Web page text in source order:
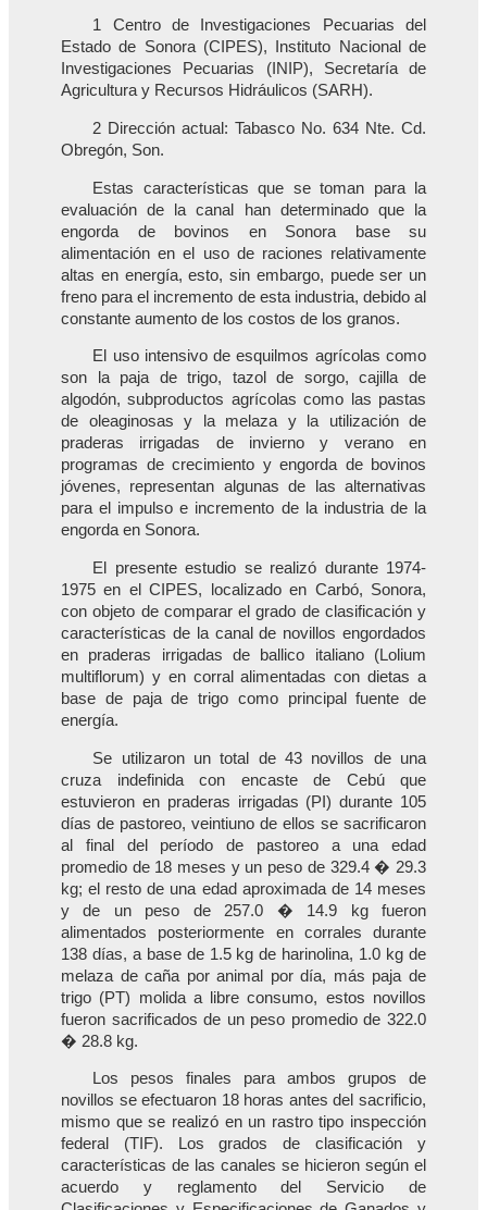
1 Centro de Investigaciones Pecuarias del
Estado de Sonora (CIPES), Instituto Nacional de
Investigaciones Pecuarias (INIP), Secretaría de
Agricultura y Recursos Hidráulicos (SARH).
2 Dirección actual: Tabasco No. 634 Nte. Cd.
Obregón, Son.
Estas características que se toman para la
evaluación de la canal han determinado que la
engorda de bovinos en Sonora base su
alimentación en el uso de raciones relativamente
altas en energía, esto, sin embargo, puede ser un
freno para el incremento de esta industria, debido al
constante aumento de los costos de los granos.
El uso intensivo de esquilmos agrícolas como
son la paja de trigo, tazol de sorgo, cajilla de
algodón, subproductos agrícolas como las pastas
de oleaginosas y la melaza y la utilización de
praderas irrigadas de invierno y verano en
programas de crecimiento y engorda de bovinos
jóvenes, representan algunas de las alternativas
para el impulso e incremento de la industria de la
engorda en Sonora.
El presente estudio se realizó durante 1974-
1975 en el CIPES, localizado en Carbó, Sonora,
con objeto de comparar el grado de clasificación y
características de la canal de novillos engordados
en praderas irrigadas de ballico italiano (Lolium
multiflorum) y en corral alimentadas con dietas a
base de paja de trigo como principal fuente de
energía.
Se utilizaron un total de 43 novillos de una
cruza indefinida con encaste de Cebú que
estuvieron en praderas irrigadas (PI) durante 105
días de pastoreo, veintiuno de ellos se sacrificaron
al final del período de pastoreo a una edad
promedio de 18 meses y un peso de 329.4 � 29.3
kg; el resto de una edad aproximada de 14 meses
y de un peso de 257.0 � 14.9 kg fueron
alimentados posteriormente en corrales durante
138 días, a base de 1.5 kg de harinolina, 1.0 kg de
melaza de caña por animal por día, más paja de
trigo (PT) molida a libre consumo, estos novillos
fueron sacrificados de un peso promedio de 322.0
� 28.8 kg.
Los pesos finales para ambos grupos de
novillos se efectuaron 18 horas antes del sacrificio,
mismo que se realizó en un rastro tipo inspección
federal (TIF). Los grados de clasificación y
características de las canales se hicieron según el
acuerdo y reglamento del Servicio de